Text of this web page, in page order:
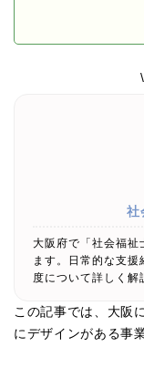
社
大阪府で「社会福祉
ます。日常的な支
度について詳しく解
この記事では、大阪
にデザインがある事